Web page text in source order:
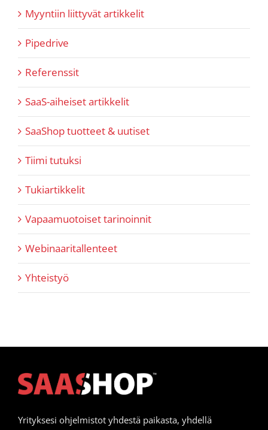
Myyntiin liittyvät artikkelit
Pipedrive
Referenssit
SaaS-aiheiset artikkelit
SaaShop tuotteet & uutiset
Tiimi tutuksi
Tukiartikkelit
Vapaamuotoiset tarinoinnit
Webinaaritallenteet
Yhteistyö
Yrityksesi ohjelmistot yhdestä paikasta, yhdellä